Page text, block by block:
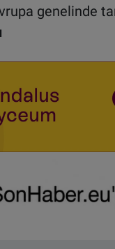
genelinde